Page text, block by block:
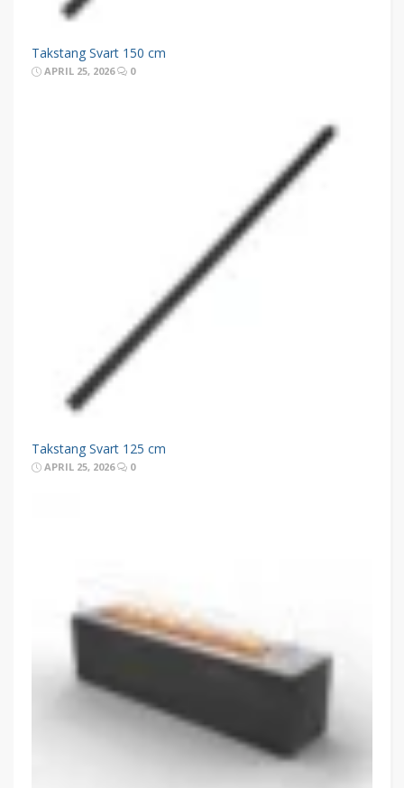
Takstang Svart 150 cm
APRIL 25, 2026 0
Takstang Svart 125 cm
APRIL 25, 2026 0